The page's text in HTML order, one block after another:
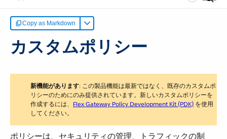
Copy as Markdown
カスタムポリシー
新機能があります​: この製品機能は最新ではなく、既存のカスタムポ
リシーのためにのみ提供されています。新しいカスタムポリシーを
作成するには、​ Flex Gateway Policy Development Kit (PDK) ​ を使用
してください。
ポリシーは、セキュリティの管理、トラフィックの制